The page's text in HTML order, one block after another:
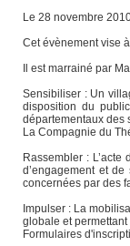
Le 28 novembre
Cet évènement vise
Il est marrainé par
Sensibiliser : Un
disposition du
départementaux des
La Compagnie du
Rassembler :
d’engagement et
concernées par des
Impulser : La
globale et
Formulaires